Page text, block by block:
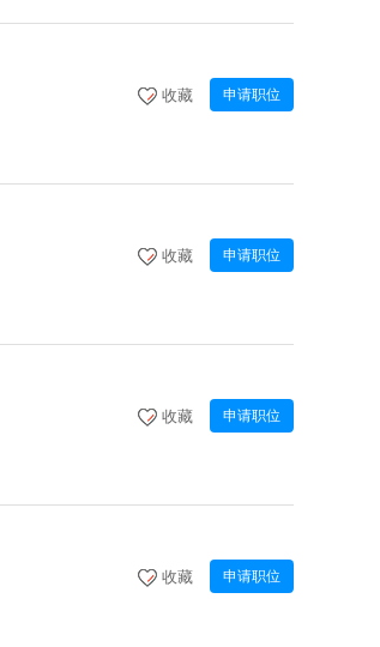
收藏 申请职位
收藏 申请职位
收藏 申请职位
收藏 申请职位